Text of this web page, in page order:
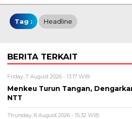
Tag : Headline
BERITA TERKAIT
Friday, 7 August 2026 - 13:17 WIB
Menkeu Turun Tangan,
NTT
Thursday, 6 August 2026 - 15:32 WIB